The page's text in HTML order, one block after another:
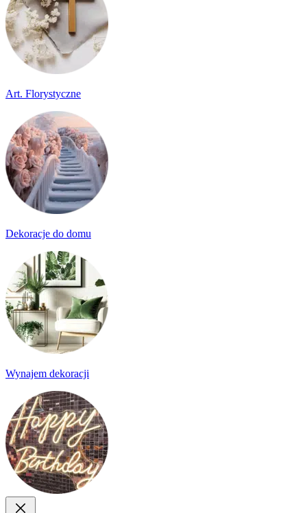
Art. Florystyczne
Dekoracje do domu
Wynajem dekoracji